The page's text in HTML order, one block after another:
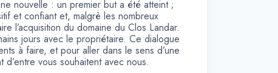
nouvelle : un premier but a été atteint ;
et confiant et, malgrè les nombreux
l’acquisition du domaine du Clos Landar.
jours avec le propriétaire. Ce dialogue
à faire, et pour aller dans le sens d’une
vous souhaitent avec nous.